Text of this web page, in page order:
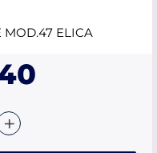
MOD.47 ELICA